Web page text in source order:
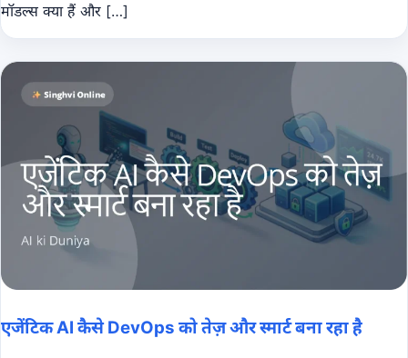
मॉडल्स क्या हैं और […]
एजेंटिक AI कैसे DevOps को तेज़ और स्मार्ट बना रहा है